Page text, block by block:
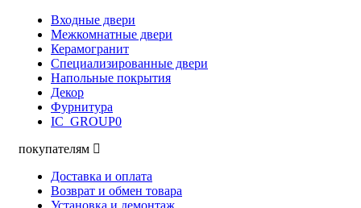
Входные двери
Межкомнатные двери
Керамогранит
Специализированные двери
Напольные покрытия
Декор
Фурнитура
IC_GROUP0
покупателям
Доставка и оплата
Возврат и обмен товара
Установка и демонтаж